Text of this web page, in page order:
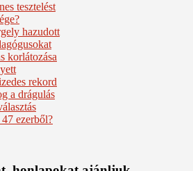
tesztelést
hazudott
korlátozása
rekord
a drágulás
ezerből?